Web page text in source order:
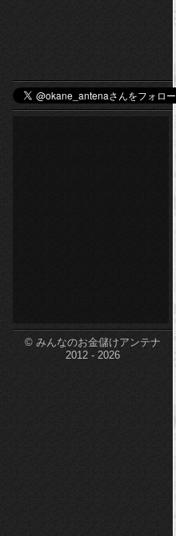
© みんなのお金儲けアンテナ
2012 - 2026